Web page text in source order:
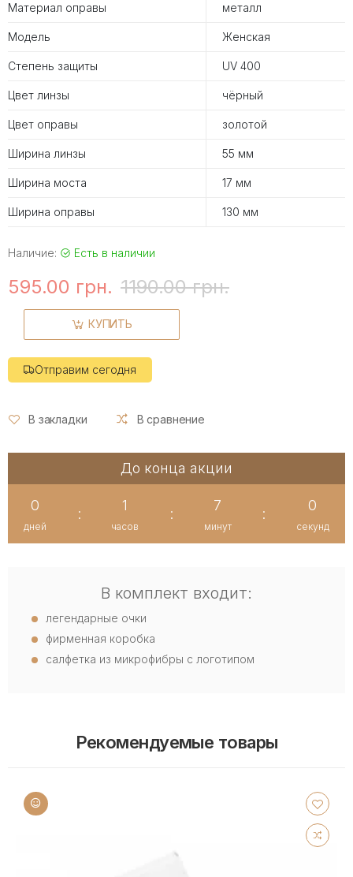
Материал оправы металл
Модель Женская
Степень защиты UV 400
Цвет линзы чёрный
Цвет оправы золотой
Ширина линзы 55 мм
Ширина моста 17 мм
Ширина оправы 130 мм
Наличие: Есть в наличии
595.00 грн. 1190.00 грн.
КУПИТЬ
Отправим сегодня
В закладки В сравнение
До конца акции
0
дней
:
1
часов
:
6
минут
:
59
секунд
В комплект входит:
легендарные очки
фирменная коробка
салфетка из микрофибры с логотипом
Рекомендуемые товары